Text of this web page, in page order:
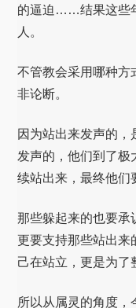
的逼迫……结果这些
人。
不管教会采用哪种方
非论断。
因为站出来发声的
发声的，他们到了极
续站出来，最终他们
那些躲起来的也要承
更要支持那些站出来
己在站立，更是为了
所以从属灵的角度